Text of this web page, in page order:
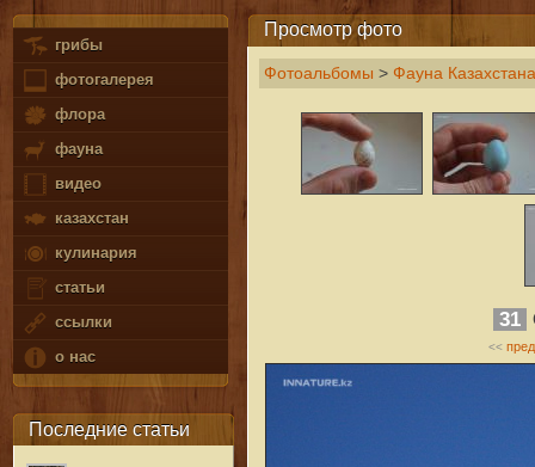
грибы
фотогалерея
флора
фауна
видео
казахстан
кулинария
статьи
ссылки
о нас
Последние статьи
Просмотр фото
Фотоальбомы > Фауна
31
<<